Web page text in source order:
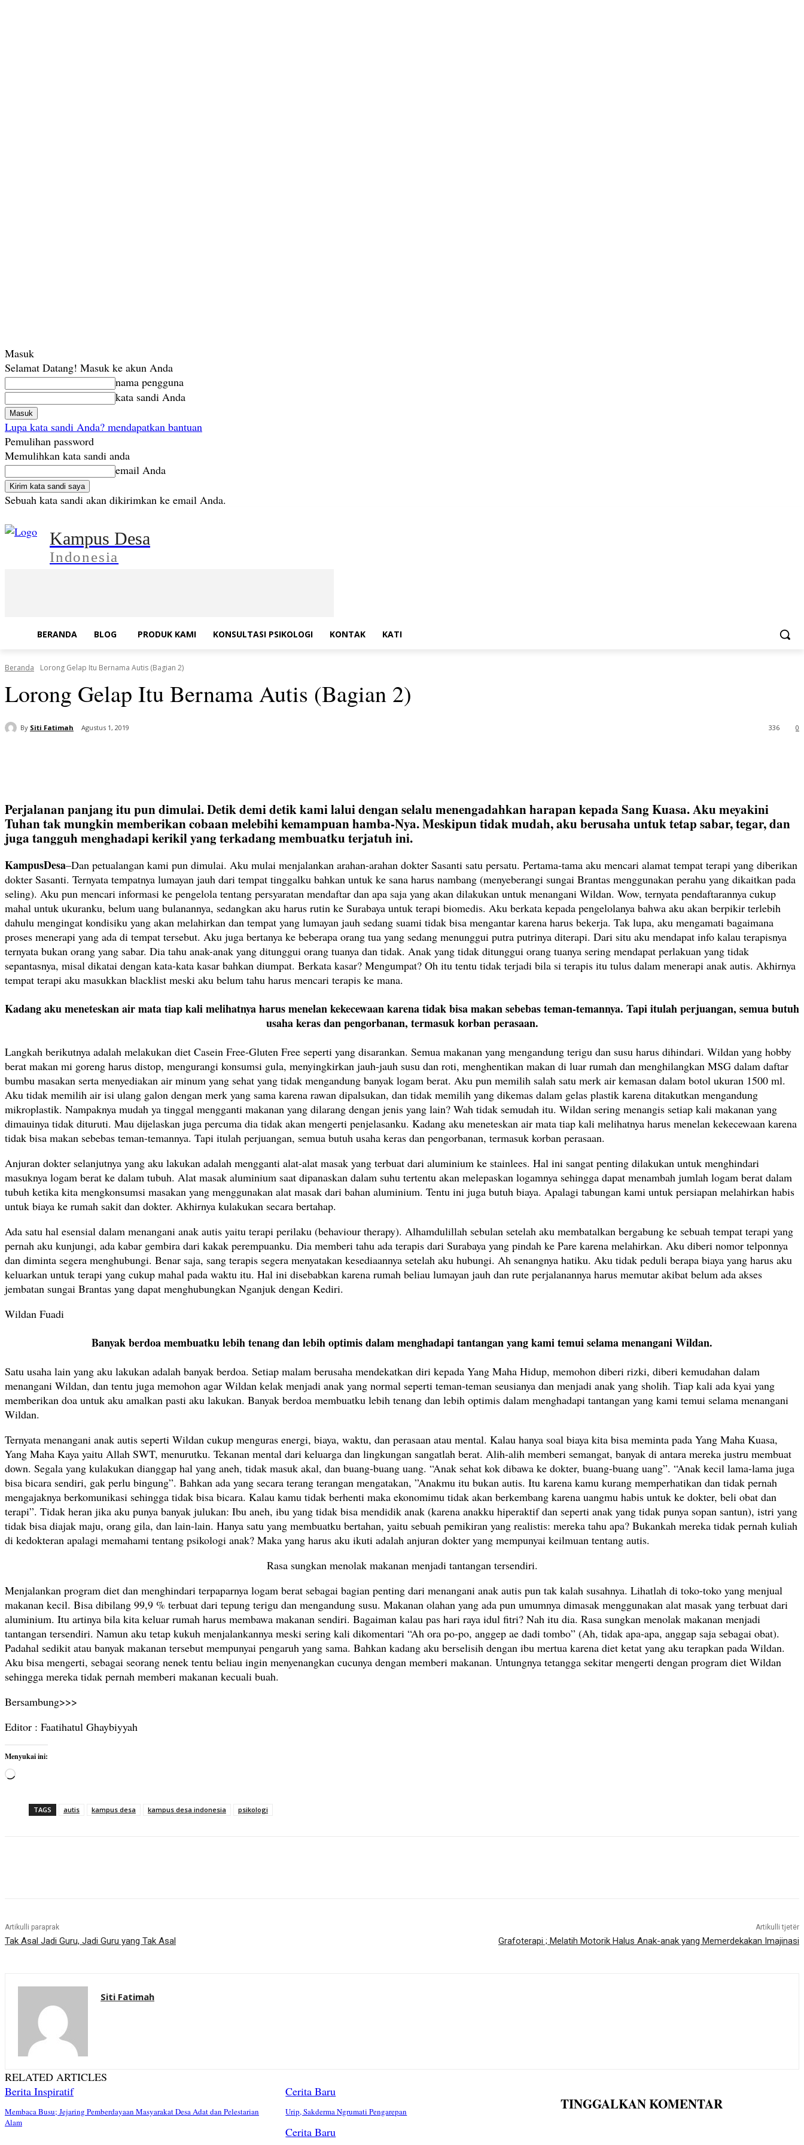
Masuk
Selamat Datang! Masuk ke akun Anda
nama pengguna
kata sandi Anda
Lupa kata sandi Anda? mendapatkan bantuan
Pemulihan password
Memulihkan kata sandi anda
email Anda
Sebuah kata sandi akan dikirimkan ke email Anda.
Kampus Desa
Indonesia
BERANDA BLOG PRODUK KAMI KONSULTASI PSIKOLOGI KONTAK KATI
Beranda Lorong Gelap Itu Bernama Autis (Bagian 2)
Lorong Gelap Itu Bernama Autis (Bagian 2)
By Siti Fatimah Agustus 1, 2019 0
336
Perjalanan panjang itu pun dimulai. Detik demi detik kami lalui dengan selalu menengadahkan harapan kepada Sang Kuasa. Aku meyakini
Tuhan tak mungkin memberikan cobaan melebihi kemampuan hamba-Nya. Meskipun tidak mudah, aku berusaha untuk tetap sabar, tegar, dan
juga tangguh menghadapi kerikil yang terkadang membuatku terjatuh ini.
KampusDesa–Dan petualangan kami pun dimulai. Aku mulai menjalankan arahan-arahan dokter Sasanti satu persatu. Pertama-tama aku mencari alamat tempat terapi yang diberikan
dokter Sasanti. Ternyata tempatnya lumayan jauh dari tempat tinggalku bahkan untuk ke sana harus nambang (menyeberangi sungai Brantas menggunakan perahu yang dikaitkan pada
seling). Aku pun mencari informasi ke pengelola tentang persyaratan mendaftar dan apa saja yang akan dilakukan untuk menangani Wildan. Wow, ternyata pendaftarannya cukup
mahal untuk ukuranku, belum uang bulanannya, sedangkan aku harus rutin ke Surabaya untuk terapi biomedis. Aku berkata kepada pengelolanya bahwa aku akan berpikir terlebih
dahulu mengingat kondisiku yang akan melahirkan dan tempat yang lumayan jauh sedang suami tidak bisa mengantar karena harus bekerja. Tak lupa, aku mengamati bagaimana
proses menerapi yang ada di tempat tersebut. Aku juga bertanya ke beberapa orang tua yang sedang menunggui putra putrinya diterapi. Dari situ aku mendapat info kalau terapisnya
ternyata bukan orang yang sabar. Dia tahu anak-anak yang ditunggui orang tuanya dan tidak. Anak yang tidak ditunggui orang tuanya sering mendapat perlakuan yang tidak
sepantasnya, misal dikatai dengan kata-kata kasar bahkan diumpat. Berkata kasar? Mengumpat? Oh itu tentu tidak terjadi bila si terapis itu tulus dalam menerapi anak autis. Akhirnya
tempat terapi aku masukkan blacklist meski aku belum tahu harus mencari terapis ke mana.
Kadang aku meneteskan air mata tiap kali melihatnya harus menelan kekecewaan karena tidak bisa makan sebebas teman-temannya. Tapi itulah perjuangan, semua butuh
usaha keras dan pengorbanan, termasuk korban perasaan.
Langkah berikutnya adalah melakukan diet Casein Free-Gluten Free seperti yang disarankan. Semua makanan yang mengandung terigu dan susu harus dihindari. Wildan yang hobby
berat makan mi goreng harus distop, mengurangi konsumsi gula, menyingkirkan jauh-jauh susu dan roti, menghentikan makan di luar rumah dan menghilangkan MSG dalam daftar
bumbu masakan serta menyediakan air minum yang sehat yang tidak mengandung banyak logam berat. Aku pun memilih salah satu merk air kemasan dalam botol ukuran 1500 ml.
Aku tidak memilih air isi ulang galon dengan merk yang sama karena rawan dipalsukan, dan tidak memilih yang dikemas dalam gelas plastik karena ditakutkan mengandung
mikroplastik. Nampaknya mudah ya tinggal mengganti makanan yang dilarang dengan jenis yang lain? Wah tidak semudah itu. Wildan sering menangis setiap kali makanan yang
dimauinya tidak dituruti. Mau dijelaskan juga percuma dia tidak akan mengerti penjelasanku. Kadang aku meneteskan air mata tiap kali melihatnya harus menelan kekecewaan karena
tidak bisa makan sebebas teman-temannya. Tapi itulah perjuangan, semua butuh usaha keras dan pengorbanan, termasuk korban perasaan.
Anjuran dokter selanjutnya yang aku lakukan adalah mengganti alat-alat masak yang terbuat dari aluminium ke stainlees. Hal ini sangat penting dilakukan untuk menghindari
masuknya logam berat ke dalam tubuh. Alat masak aluminium saat dipanaskan dalam suhu tertentu akan melepaskan logamnya sehingga dapat menambah jumlah logam berat dalam
tubuh ketika kita mengkonsumsi masakan yang menggunakan alat masak dari bahan aluminium. Tentu ini juga butuh biaya. Apalagi tabungan kami untuk persiapan melahirkan habis
untuk biaya ke rumah sakit dan dokter. Akhirnya kulakukan secara bertahap.
Ada satu hal esensial dalam menangani anak autis yaitu terapi perilaku (behaviour therapy). Alhamdulillah sebulan setelah aku membatalkan bergabung ke sebuah tempat terapi yang
pernah aku kunjungi, ada kabar gembira dari kakak perempuanku. Dia memberi tahu ada terapis dari Surabaya yang pindah ke Pare karena melahirkan. Aku diberi nomor telponnya
dan diminta segera menghubungi. Benar saja, sang terapis segera menyatakan kesediaannya setelah aku hubungi. Ah senangnya hatiku. Aku tidak peduli berapa biaya yang harus aku
keluarkan untuk terapi yang cukup mahal pada waktu itu. Hal ini disebabkan karena rumah beliau lumayan jauh dan rute perjalanannya harus memutar akibat belum ada akses
jembatan sungai Brantas yang dapat menghubungkan Nganjuk dengan Kediri.
Wildan Fuadi
Banyak berdoa membuatku lebih tenang dan lebih optimis dalam menghadapi tantangan yang kami temui selama menangani Wildan.
Satu usaha lain yang aku lakukan adalah banyak berdoa. Setiap malam berusaha mendekatkan diri kepada Yang Maha Hidup, memohon diberi rizki, diberi kemudahan dalam
menangani Wildan, dan tentu juga memohon agar Wildan kelak menjadi anak yang normal seperti teman-teman seusianya dan menjadi anak yang sholih. Tiap kali ada kyai yang
memberikan doa untuk aku amalkan pasti aku lakukan. Banyak berdoa membuatku lebih tenang dan lebih optimis dalam menghadapi tantangan yang kami temui selama menangani
Wildan.
Ternyata menangani anak autis seperti Wildan cukup menguras energi, biaya, waktu, dan perasaan atau mental. Kalau hanya soal biaya kita bisa meminta pada Yang Maha Kuasa,
Yang Maha Kaya yaitu Allah SWT, menurutku. Tekanan mental dari keluarga dan lingkungan sangatlah berat. Alih-alih memberi semangat, banyak di antara mereka justru membuat
down. Segala yang kulakukan dianggap hal yang aneh, tidak masuk akal, dan buang-buang uang. “Anak sehat kok dibawa ke dokter, buang-buang uang”. “Anak kecil lama-lama juga
bisa bicara sendiri, gak perlu bingung”. Bahkan ada yang secara terang terangan mengatakan, ”Anakmu itu bukan autis. Itu karena kamu kurang memperhatikan dan tidak pernah
mengajaknya berkomunikasi sehingga tidak bisa bicara. Kalau kamu tidak berhenti maka ekonomimu tidak akan berkembang karena uangmu habis untuk ke dokter, beli obat dan
terapi”. Tidak heran jika aku punya banyak julukan: Ibu aneh, ibu yang tidak bisa mendidik anak (karena anakku hiperaktif dan seperti anak yang tidak punya sopan santun), istri yang
tidak bisa diajak maju, orang gila, dan lain-lain. Hanya satu yang membuatku bertahan, yaitu sebuah pemikiran yang realistis: mereka tahu apa? Bukankah mereka tidak pernah kuliah
di kedokteran apalagi memahami tentang psikologi anak? Maka yang harus aku ikuti adalah anjuran dokter yang mempunyai keilmuan tentang autis.
Rasa sungkan menolak makanan menjadi tantangan tersendiri.
Menjalankan program diet dan menghindari terpaparnya logam berat sebagai bagian penting dari menangani anak autis pun tak kalah susahnya. Lihatlah di toko-toko yang menjual
makanan kecil. Bisa dibilang 99,9 % terbuat dari tepung terigu dan mengandung susu. Makanan olahan yang ada pun umumnya dimasak menggunakan alat masak yang terbuat dari
aluminium. Itu artinya bila kita keluar rumah harus membawa makanan sendiri. Bagaiman kalau pas hari raya idul fitri? Nah itu dia. Rasa sungkan menolak makanan menjadi
tantangan tersendiri. Namun aku tetap kukuh menjalankannya meski sering kali dikomentari “Ah ora po-po, anggep ae dadi tombo” (Ah, tidak apa-apa, anggap saja sebagai obat).
Padahal sedikit atau banyak makanan tersebut mempunyai pengaruh yang sama. Bahkan kadang aku berselisih dengan ibu mertua karena diet ketat yang aku terapkan pada Wildan.
Aku bisa mengerti, sebagai seorang nenek tentu beliau ingin menyenangkan cucunya dengan memberi makanan. Untungnya tetangga sekitar mengerti dengan program diet Wildan
sehingga mereka tidak pernah memberi makanan kecuali buah.
Bersambung>>>
Editor : Faatihatul Ghaybiyyah
Menyukai ini:
M
TAGS autis kampus desa kampus desa indonesia psikologi
Artikulli paraprak
Tak Asal Jadi Guru, Jadi Guru yang Tak Asal
Artikulli tjetër
Grafoterapi ; Melatih Motorik Halus Anak-anak yang Memerdekakan Imajinasi
Siti Fatimah
RELATED ARTICLES
Berita Inspiratif
Membaca Busu; Jejaring Pemberdayaan Masyarakat Desa Adat dan Pelestarian
Alam
Cerita Baru
Urip, Sakderma Ngrumati Pengarepan
Cerita Baru
TINGGALKAN KOMENTAR